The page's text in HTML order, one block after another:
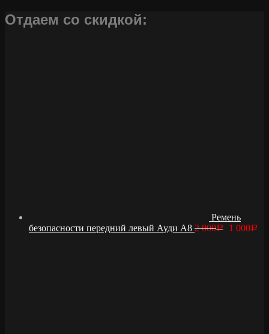
Отдаем со скидкой:
Ремень
безопасности передний левый Ауди А8 2 000Р 1 000Р